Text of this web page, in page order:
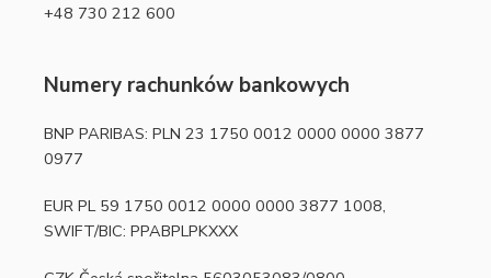
+48 730 212 600
Numery rachunków bankowych
BNP PARIBAS: PLN 23 1750 0012 0000 0000 3877
0977
EUR PL 59 1750 0012 0000 0000 3877 1008,
SWIFT/BIC: PPABPLPKXXX